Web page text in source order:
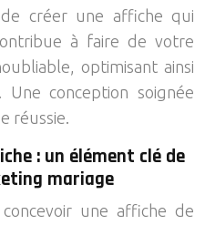
créer une affiche qui
à faire de votre
optimisant ainsi
conception soignée
réussie.
: un élément clé de
mariage
une affiche de